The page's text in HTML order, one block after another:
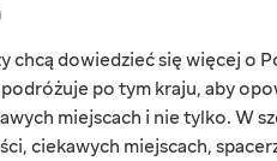
chcą dowiedzieć się więcej o
podróżuje po tym kraju, aby
miejscach i nie tylko. W
ciekawych miejscach,